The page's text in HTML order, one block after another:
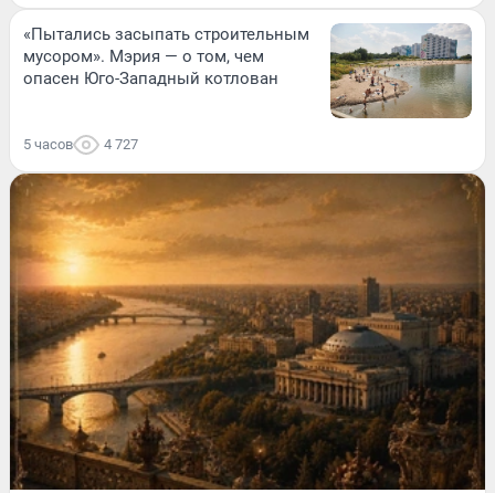
«Пытались засыпать строительным
мусором». Мэрия — о том, чем
опасен Юго-Западный котлован
5 часов 4 727